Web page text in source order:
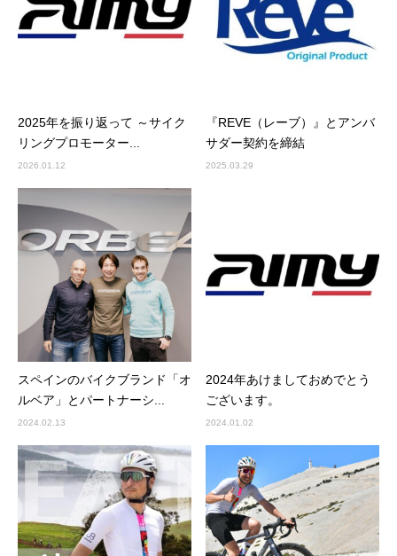
2025年を振り返って ～サイク
リングプロモーター...
2026.01.12
『REVE（レーブ）』とアンバ
サダー契約を締結
2025.03.29
スペインのバイクブランド「オ
ルベア」とパートナーシ...
2024.02.13
2024年あけましておめでとう
ございます。
2024.01.02